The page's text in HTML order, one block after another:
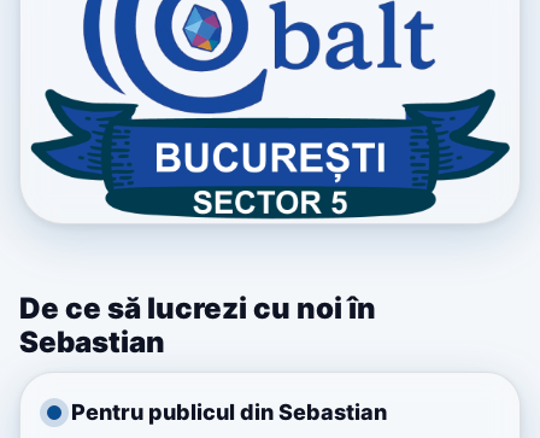
De ce să lucrezi cu noi în
Sebastian
Pentru publicul din Sebastian